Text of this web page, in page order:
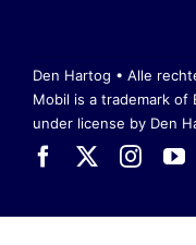
Den Hartog • Alle
Mobil is a trademark of
under license by Den